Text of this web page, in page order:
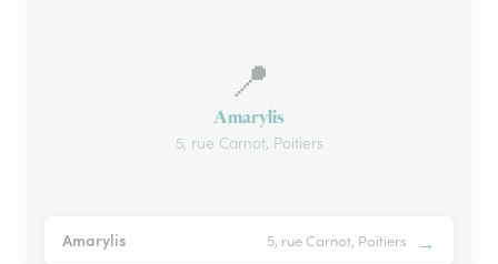
📍
Amarylis
5, rue Carnot, Poitiers
Amarylis 5, rue Carnot, Poitiers →